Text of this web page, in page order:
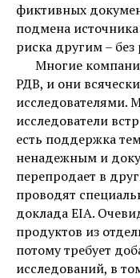
фиктивных
подмена
риска другим – без
Многие
РДВ, и они
исследователями.
исследователи
есть поддержка
ненадежным и
перепродает в
проводят
доклада EIA.
продуктов из
потому требует
исследований, в